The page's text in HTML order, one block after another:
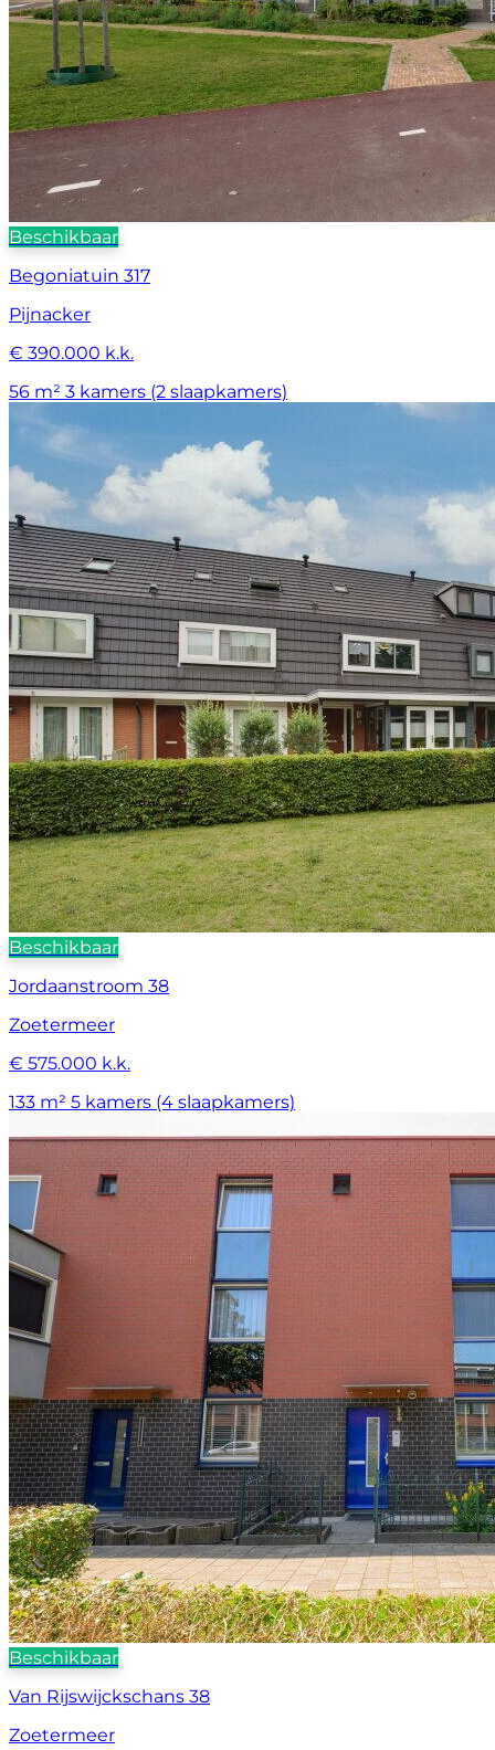
Beschikbaar
Begoniatuin 317
Pijnacker
€ 390.000 k.k.
56 m² 3 kamers (2 slaapkamers)
Beschikbaar
Jordaanstroom 38
Zoetermeer
€ 575.000 k.k.
133 m² 5 kamers (4 slaapkamers)
Beschikbaar
Van Rijswijckschans 38
Zoetermeer